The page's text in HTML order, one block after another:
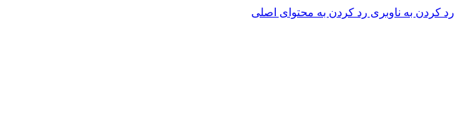
رد کردن به ناوبری رد کردن به محتوای اصلی